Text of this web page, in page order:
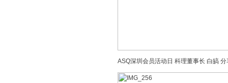
ASQ深圳会员活动日 科理董事长 白皜 分